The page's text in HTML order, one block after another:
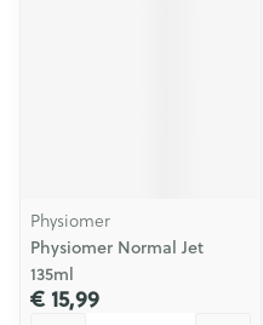
Physiomer
Physiomer Normal Jet
135ml
€ 15,99